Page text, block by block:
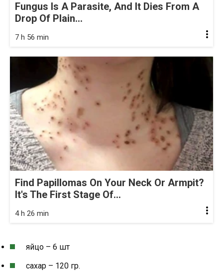
Fungus Is A Parasite, And It Dies From A
Drop Of Plain...
7 h 56 min
Find Papillomas On Your Neck Or Armpit?
It's The First Stage Of...
4 h 26 min
яйцо – 6 шт
сахар – 120 гр.